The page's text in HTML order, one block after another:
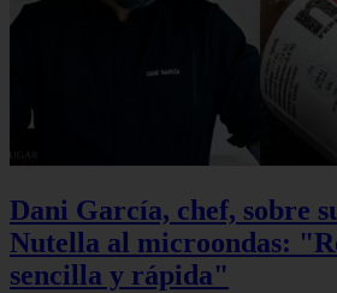
Dani García, chef, sobre
Nutella al microondas:
sencilla y rápida"